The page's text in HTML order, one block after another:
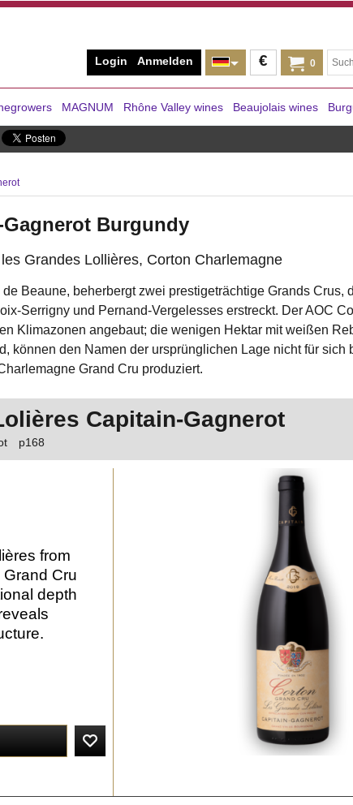
0
€
Login Anmelden
MAGNUM Rhône Valley wines Beaujolais wines
Burgundy
Grandes Lollières, Corton Charlemagne
Beaune, beherbergt zwei prestigeträchtige Grands Crus,
Serrigny und Pernand-Vergelesses erstreckt. Der AOC
Klimazonen angebaut; die wenigen Hektar mit weißen
können den Namen der ursprünglichen Lage nicht für sich
Grand Cru produziert.
Capitain-Gagnerot
p168
from
Cru
depth